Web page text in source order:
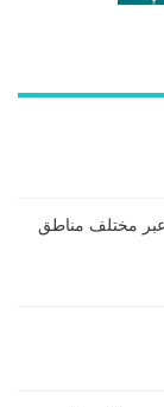
عبر مختلف مناطق